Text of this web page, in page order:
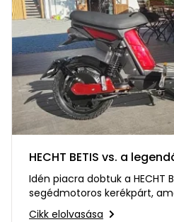
HECHT BETIS vs. a
Idén piacra dobtuk a HECHT
segédmotoros kerékpárt,
többi hasonló géppel…
Cikk elolvasása